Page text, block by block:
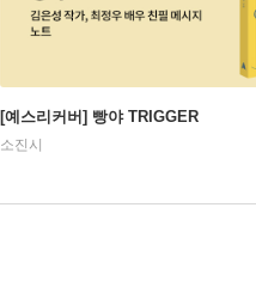
[예스리커버] 빵야 TRIGGER
소진시